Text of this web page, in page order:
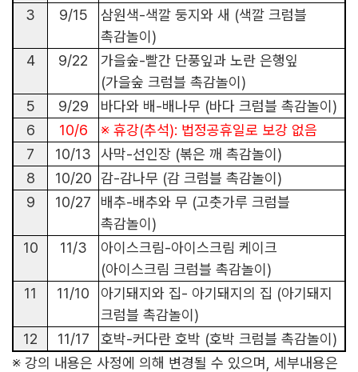
3
9/15 삼원색-색깔 둥지와 새 (색깔 크럼블
촉감놀이 )
4
9/22 가을숲-빨간 단풍잎과 노란 은행잎
(가을숲 크럼블 촉감놀이 )
5
9/29 바다와 배-배나무 (바다 크럼블 촉감놀이 )
6
10/6 ※ 휴강(추석): 법정공휴일로 보강 없음
7
10/13 사막-선인장 (볶은 깨 촉감놀이 )
8
10/20 감-감나무 (감 크럼블 촉감놀이 )
9
10/27 배추-배추와 무 (고춧가루 크럼블
촉감놀이 )
10
11/3 아이스크림-아이스크림 케이크
(아이스크림 크럼블 촉감놀이 )
11
11/10 아기돼지와 집- 아기돼지의 집 (아기돼지
크럼블 촉감놀이 )
12
11/17 호박-커다란 호박 (호박 크럼블 촉감놀이 )
※ 강의 내용은 사정에 의해 변경될 수 있으며
세부내용은